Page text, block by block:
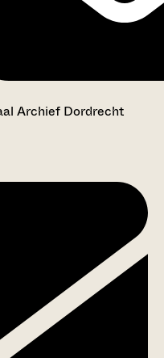
Archief Dordrecht